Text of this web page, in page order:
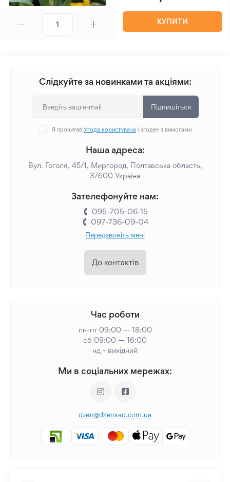
КУПИТИ
Слідкуйте за новинками та акціями:
Підпишіться
Я прочитав Угода користувача і згоден з вимогами
Наша адреса:
Вул. Гоголя, 45/1, Миргород, Полтавська область,
37600 Україна
Зателефонуйте нам:
095-705-06-15
097-736-09-04
Передзвоніть мені
До контактів
Час роботи
пн-пт 09:00 — 18:00
сб 09:00 — 16:00
нд - вихідний
Ми в соціальних мережах:
dzen@dzensad.com.ua